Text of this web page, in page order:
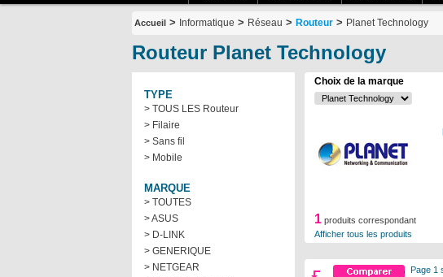
Accueil > Informatique > Réseau > Routeur > Planet Technology
Routeur Planet Technology
TYPE
> TOUS LES Routeur
> Filaire
> Sans fil
> Mobile
MARQUE
> TOUTES
> ASUS
> D-LINK
> GENERIQUE
> NETGEAR
Choix de la marque
1 produits correspondant
Afficher tous les produits
Page 1